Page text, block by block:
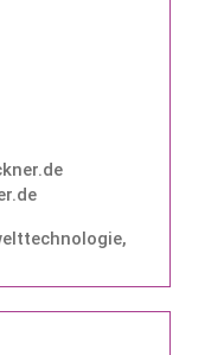
,